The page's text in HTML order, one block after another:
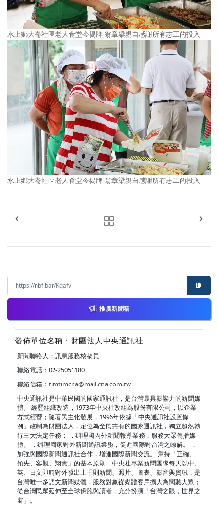
水上鄉大崙社區老人食堂今揭牌 翁章梁親自感謝所有志工的投入
水上鄉大崙社區老人食堂今揭牌 翁章梁親自感謝所有志工的投入
推廣新聞稿
發佈單位名稱：財團法人中央通訊社
新聞聯絡人：訊息服務核稿員
聯絡電話：02-25051180
聯絡信箱： timtimcna@mail.cna.com.tw
中央通訊社是中華民國的國家通訊社，是台灣最具影響力的新聞媒
體。 經歷組織改造，1973年中央社改組為股份有限公司，以企業
方式經營；隨著民主化發展，1996年依據「中央通訊社設置條
例」改制為財團法人，定位為全民共有的國家通訊社，獨立超然執
行三大法定任務： ．辦理國內外新聞報導業務，服務大眾傳播媒
體。 ．辦理國家對外新聞通訊業務，促進國際對台灣之瞭解。 ．
加強與國際新聞通訊社合作，增進國際新聞交流。 秉持「正確、
領先、客觀、翔實」的基本原則，中央社專業新聞團隊每天以中、
英、日文即時對外發出上千則新聞、照片、圖表、影音與資訊，是
台灣唯一多語文新聞媒體，服務對象從媒體客戶擴大為閱聽大眾；
從台灣民眾延伸至全球僑胞與讀者，充分扮演「台灣之眼，世界之
窗」。